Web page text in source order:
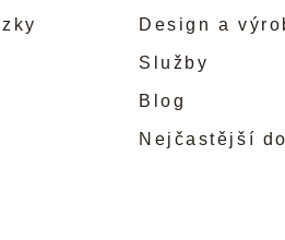
Design a
Služby
Blog
Nejčastější